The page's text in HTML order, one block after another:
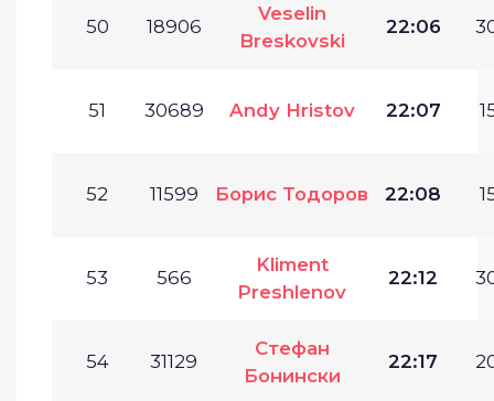
50 18906
Veselin
Breskovski
22:06
51 30689 Andy Hristov 22:07
52 11599 Борис Тодоров 22:08
53 566
Kliment
Preshlenov
22:12
54 31129
Стефан
Бонински
22:17